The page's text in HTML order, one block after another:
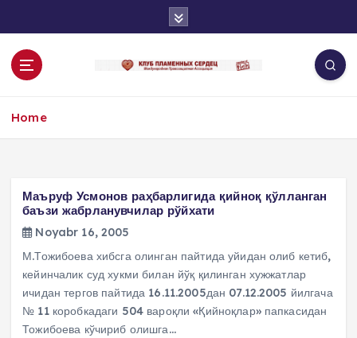
o
Home
Маъруф Усмонов раҳбарлигида қийноқ қўлланган
баъзи жабрланувчилар рўйхати
Noyabr 16, 2005
М.Тожибоева хибсга олинган пайтида уйидан олиб кетиб,
кейинчалик суд хукми билан йўқ қилинган хужжатлар
ичидан тергов пайтида 16.11.2005дан 07.12.2005 йилгача
№ 11 коробкадаги 504 вароқли «Қийноқлар» папкасидан
Тожибоева кўчириб олишга…